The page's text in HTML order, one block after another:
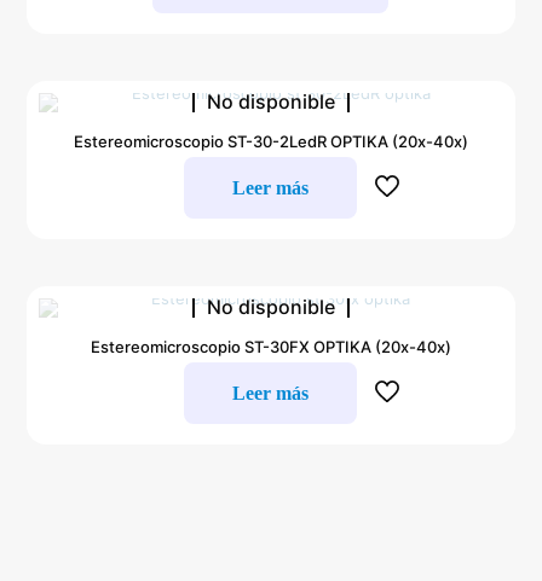
No disponible
Estereomicroscopio ST-30-2LedR OPTIKA (20x-40x)
Leer más
No disponible
Estereomicroscopio ST-30FX OPTIKA (20x-40x)
Leer más